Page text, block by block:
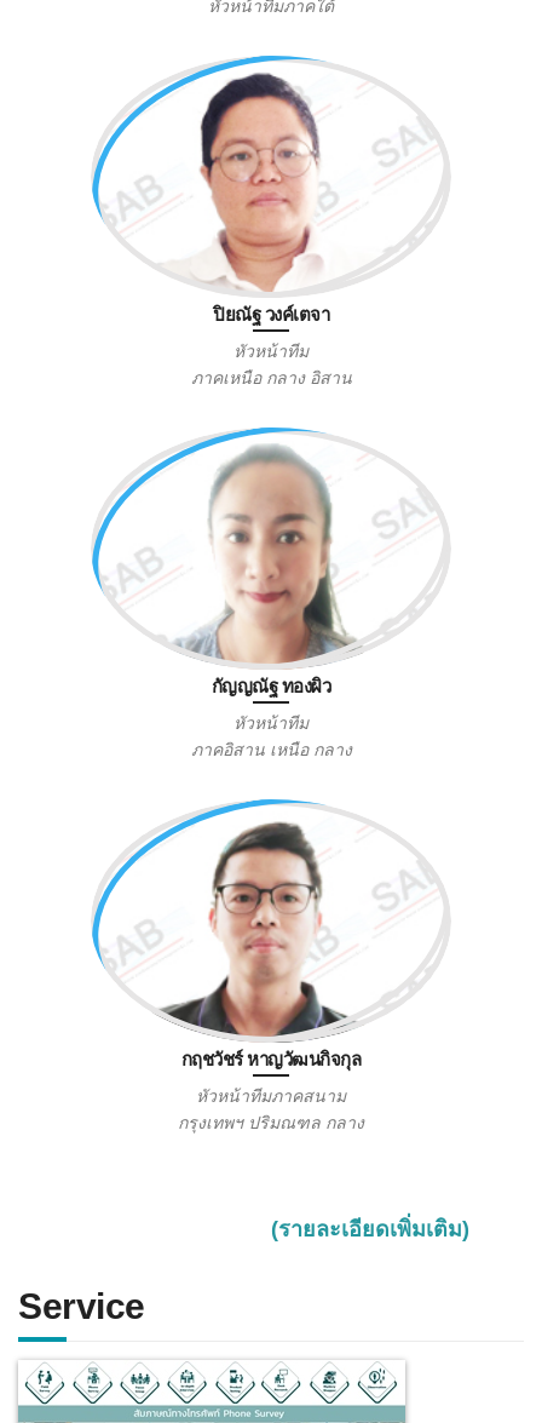
หัวหน้าทีมภาคใต้
ปิยณัฐ วงค์เตจา
หัวหน้าทีม
ภาคเหนือ กลาง อิสาน
กัญญณัฐ ทองผิว
หัวหน้าทีม
ภาคอิสาน เหนือ กลาง
กฤชวัชร์ หาญวัฒนกิจกุล
หัวหน้าทีมภาคสนาม
กรุงเทพฯ ปริมณฑล กลาง
(รายละเอียดเพิ่มเติม)
Service